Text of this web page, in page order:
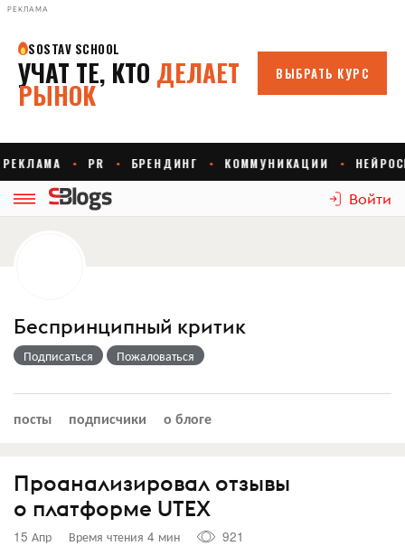
РЕКЛАМА
Войти
Беспринципный критик
Подписаться Пожаловаться
посты подписчики о блоге
Проанализировал отзывы
о платформе UTEX
15 Апр Время чтения 4 мин
921